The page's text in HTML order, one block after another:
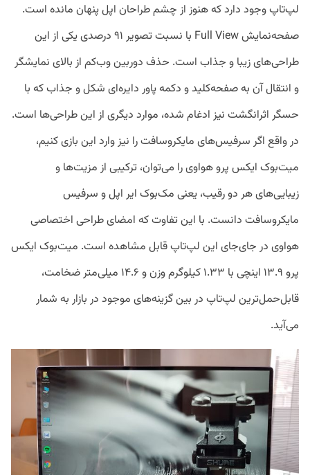
لپ‌تاپ وجود دارد که هنوز از چشم طراحان اپل پنهان مانده است.
صفحه‌نمایش Full View با نسبت تصویر ۹۱ درصدی یکی از این
طراحی‌های زیبا و جذاب است. حذف دوربین وب‌کم از بالای نمایشگر
و انتقال آن به صفحه‌کلید و دکمه پاور دایره‌ای شکل و جذاب که با
حسگر اثرانگشت نیز ادغام شده، موارد دیگری از این طراحی‌ها است.
در واقع اگر سرفیس‌‌های مایکروسافت را نیز وارد این بازی کنیم،
میت‌بوک ایکس‌ پرو هواوی را می‌توان، ترکیبی از مزیت‌ها و
زیبایی‌های هر دو رقیب، یعنی مک‌بوک ایر اپل و سرفیس
مایکروسافت دانست. با این تفاوت که امضای طراحی اختصاصی
هواوی در جای‌جای این لپ‌تاپ قابل مشاهده است. میت‌بوک ایکس
پرو ۱۳.۹ اینچی با ۱.۳۳ کیلوگرم وزن و ۱۴.۶ میلی‌متر ضخامت،
قابل‌حمل‌ترین لپ‌تاپ در بین گزینه‌های موجود در بازار به شمار
می‌آید.